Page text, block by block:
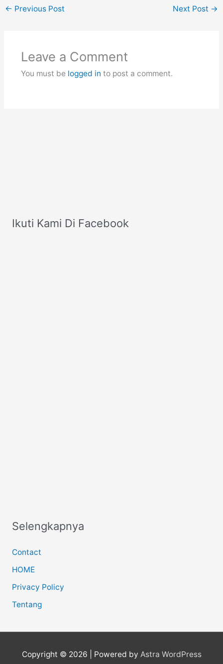
← Previous Post Next Post →
Leave a Comment
You must be logged in to post a comment.
Ikuti Kami Di Facebook
Selengkapnya
Contact
HOME
Privacy Policy
Tentang
Copyright © 2026 | Powered by Astra WordPress